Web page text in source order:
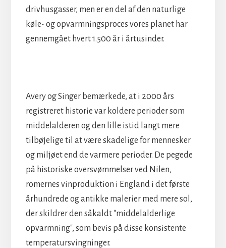
drivhusgasser, men er en del af den naturlige
køle- og opvarmningsproces vores planet har
gennemgået hvert 1.500 år i årtusinder.
Avery og Singer bemærkede, at i 2000 års
registreret historie var koldere perioder som
middelalderen og den lille istid langt mere
tilbøjelige til at være skadelige for mennesker
og miljøet end de varmere perioder. De pegede
på historiske oversvømmelser ved Nilen,
romernes vinproduktion i England i det første
århundrede og antikke malerier med mere sol,
der skildrer den såkaldt "middelalderlige
opvarmning", som bevis på disse konsistente
temperatursvingninger.